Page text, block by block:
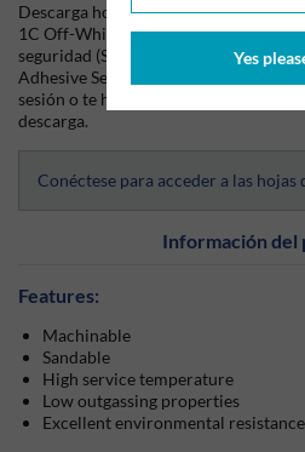
Yes
Descarga hoy mismo la hoja técnica
1C Off-White Epoxy Adhesive
seguridad (SDS) del producto Loctite
Adhesive Sealant 4oz Kit desde
sesión o te hayas registrado, la hoja
descarga.
Conéctese para acceder a las hojas
Información del
Features:
Machinable
Sandable
High service temperature
Low outgassing properties
Excellent environmental resistance